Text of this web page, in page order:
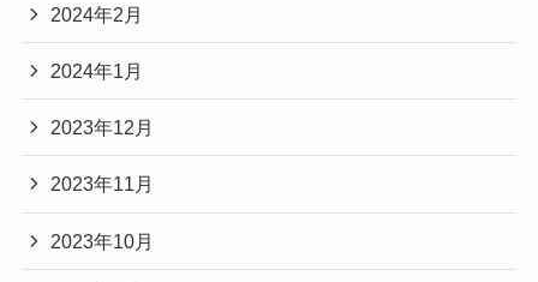
2024年2月
2024年1月
2023年12月
2023年11月
2023年10月